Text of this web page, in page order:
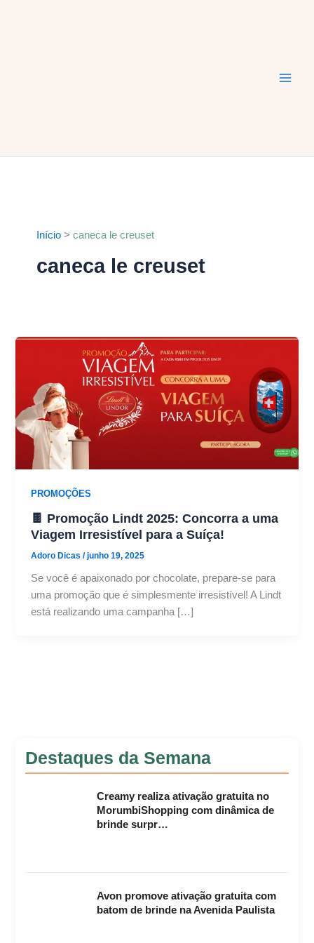
Início caneca le creuset
caneca le creuset
PROMOÇÕES
🍫 Promoção Lindt 2025: Concorra a uma
Viagem Irresistível para a Suíça!
Adoro Dicas/junho 19, 2025
Se você é apaixonado por chocolate, prepare-se para
uma promoção que é simplesmente irresistível! A Lindt
está realizando uma campanha […]
Destaques da Semana
Creamy realiza ativação gratuita no
MorumbiShopping com dinâmica de
brinde surpr…
Avon promove ativação gratuita com
batom de brinde na Avenida Paulista